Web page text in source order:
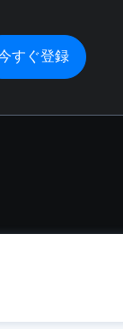
すぐ登録